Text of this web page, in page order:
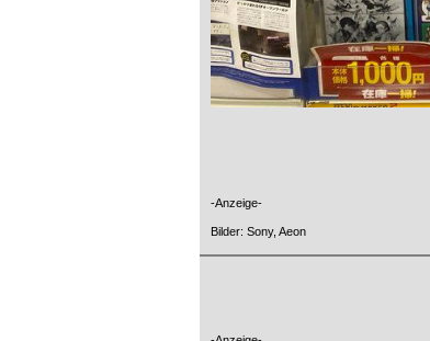
-Anzeige-
Bilder: Sony, Aeon